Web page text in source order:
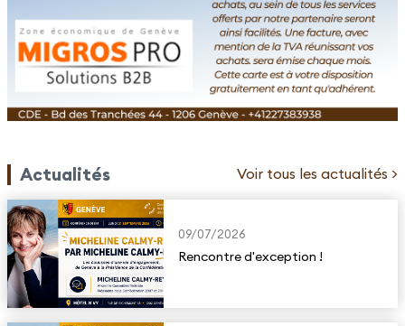
Actualités Voir tous les actualités >
09/07/2026
Rencontre d'exception !